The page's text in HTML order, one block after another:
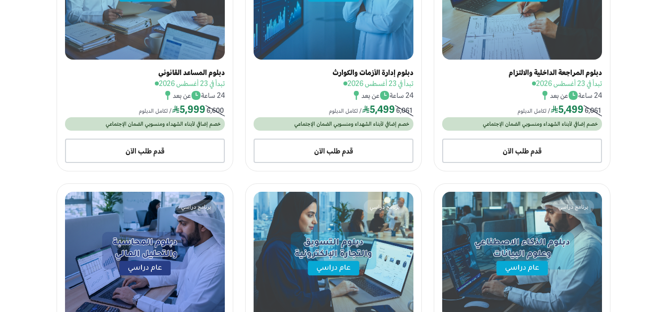
دبلوم المراجعة الداخلية والالتزام
تبدأ في 23 أغسطس 2026
24 ساعة
عن بعد
6,061
5,499
/ لكامل الدبلوم
خصم إضافي لأبناء الشهداء ومنسوبي الضمان الإجتماعي
قدم طلب الآن
دبلوم إدارة الأزمات والكوارث
تبدأ في 23 أغسطس 2026
24 ساعة
عن بعد
6,061
5,499
/ لكامل الدبلوم
خصم إضافي لأبناء الشهداء ومنسوبي الضمان الإجتماعي
قدم طلب الآن
دبلوم المساعد القانوني
تبدأ في 23 أغسطس 2026
24 ساعة
عن بعد
6,600
5,999
/ لكامل الدبلوم
خصم إضافي لأبناء الشهداء ومنسوبي الضمان الإجتماعي
قدم طلب الآن
برنامج دراسي برنامج دراسي برنامج دراسي